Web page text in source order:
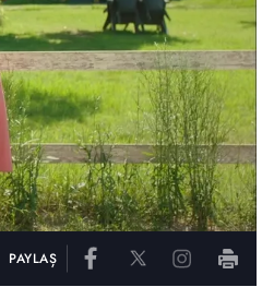
PAYLAŞ